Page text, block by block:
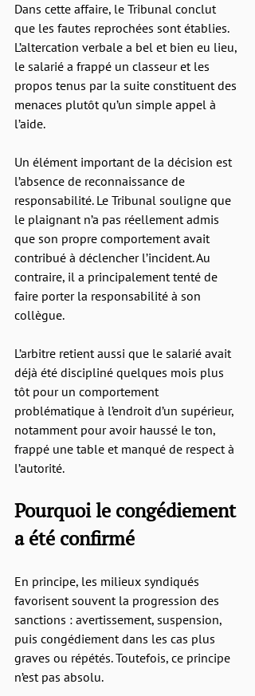
Dans cette affaire, le Tribunal conclut
que les fautes reprochées sont établies.
L’altercation verbale a bel et bien eu lieu,
le salarié a frappé un classeur et les
propos tenus par la suite constituent des
menaces plutôt qu’un simple appel à
l’aide.
Un élément important de la décision est
l’absence de reconnaissance de
responsabilité. Le Tribunal souligne que
le plaignant n’a pas réellement admis
que son propre comportement avait
contribué à déclencher l’incident. Au
contraire, il a principalement tenté de
faire porter la responsabilité à son
collègue.
L’arbitre retient aussi que le salarié avait
déjà été discipliné quelques mois plus
tôt pour un comportement
problématique à l’endroit d’un supérieur,
notamment pour avoir haussé le ton,
frappé une table et manqué de respect à
l’autorité.
Pourquoi le congédiement
a été confirmé
En principe, les milieux syndiqués
favorisent souvent la progression des
sanctions : avertissement, suspension,
puis congédiement dans les cas plus
graves ou répétés. Toutefois, ce principe
n’est pas absolu.